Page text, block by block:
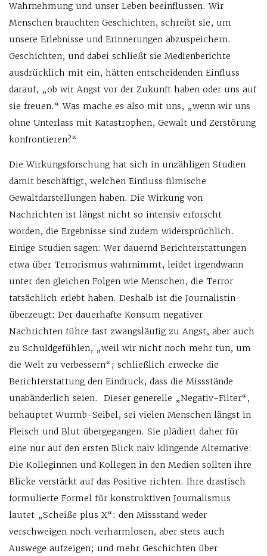
Wahrnehmung und unser Leben beeinflussen. Wir
Menschen brauchten Geschichten, schreibt sie, um
unsere Erlebnisse und Erinnerungen abzuspeichern.
Geschichten, und dabei schließt sie Medienberichte
ausdrücklich mit ein, hätten entscheidenden Einfluss
darauf, „ob wir Angst vor der Zukunft haben oder uns auf
sie freuen.“ Was mache es also mit uns, „wenn wir uns
ohne Unterlass mit Katastrophen, Gewalt und Zerstörung
konfrontieren?“
Die Wirkungsforschung hat sich in unzähligen Studien
damit beschäftigt, welchen Einfluss filmische
Gewaltdarstellungen haben. Die Wirkung von
Nachrichten ist längst nicht so intensiv erforscht
worden, die Ergebnisse sind zudem widersprüchlich.
Einige Studien sagen: Wer dauernd Berichterstattungen
etwa über Terrorismus wahrnimmt, leidet irgendwann
unter den gleichen Folgen wie Menschen, die Terror
tatsächlich erlebt haben. Deshalb ist die Journalistin
überzeugt: Der dauerhafte Konsum negativer
Nachrichten führe fast zwangsläufig zu Angst, aber auch
zu Schuldgefühlen, „weil wir nicht noch mehr tun, um
die Welt zu verbessern“; schließlich erwecke die
Berichterstattung den Eindruck, dass die Missstände
unabänderlich seien. Dieser generelle „Negativ-Filter“,
behauptet Wurmb-Seibel, sei vielen Menschen längst in
Fleisch und Blut übergegangen. Sie plädiert daher für
eine nur auf den ersten Blick naiv klingende Alternative:
Die Kolleginnen und Kollegen in den Medien sollten ihre
Blicke verstärkt auf das Positive richten. Ihre drastisch
formulierte Formel für konstruktiven Journalismus
lautet „Scheiße plus X“: den Missstand weder
verschweigen noch verharmlosen, aber stets auch
Auswege aufzeigen; und mehr Geschichten über